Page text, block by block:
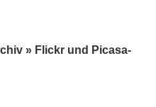
» Flickr und Picasa-